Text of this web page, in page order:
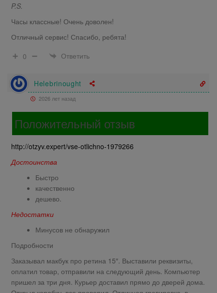
P.S.
Часы классные! Очень доволен!
Отличный сервис! Спасибо, ребята!
0
Ответить
Helebrinought
2026 лет назад
Положительный отзыв
http://otzyv.expert/vse-otlichno-1979266
Достоинства
Быстро
качественно
дешево.
Недостатки
Минусов не обнаружил
Подробности
Заказывал макбук про ретина 15″. Выставили реквизиты,
оплатил товар, отправили на следующий день. Компьютер
пришел за три дня. Курьер доставил прямо до дверей дома.